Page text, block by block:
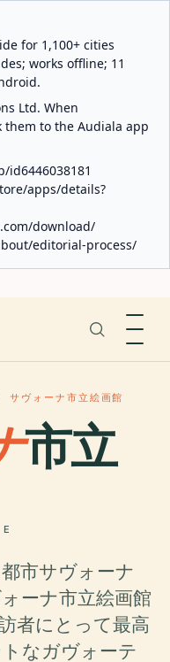
for 1,100+ cities
works offline; 11
Ltd. When
to the Audiala app
id6446038181
apps/details?
download/
editorial-process/
サヴォーナ市立絵画館
市立
市サヴォーナ
ーナ市立絵画館
者にとって最高
なガヴォーテ